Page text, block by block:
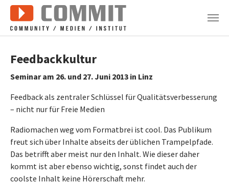
Zum Hauptinhalt springen
Feedbackkultur
Seminar am 26. und 27. Juni 2013 in Linz
Feedback als zentraler Schlüssel für Qualitätsverbesserung
– nicht nur für Freie Medien
Radiomachen weg vom Formatbrei ist cool. Das Publikum
freut sich über Inhalte abseits der üblichen Trampelpfade.
Das betrifft aber meist nur den Inhalt. Wie dieser daher
kommt ist aber ebenso wichtig, sonst findet auch der
coolste Inhalt keine Hörerschaft mehr.